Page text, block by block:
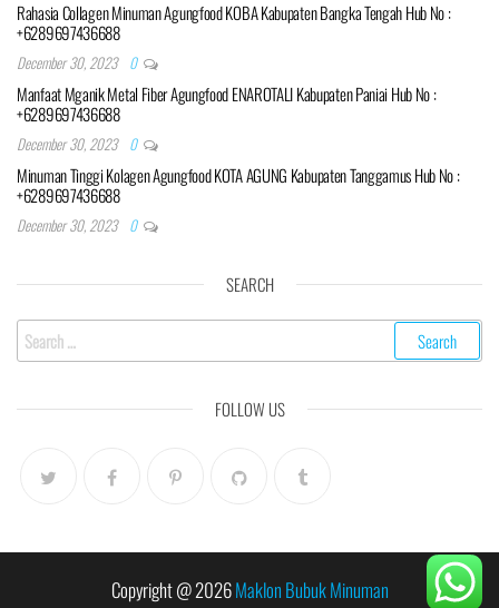
Rahasia Collagen Minuman Agungfood KOBA Kabupaten Bangka Tengah Hub No :
+6289697436688
December 30, 2023 0
Manfaat Mganik Metal Fiber Agungfood ENAROTALI Kabupaten Paniai Hub No :
+6289697436688
December 30, 2023 0
Minuman Tinggi Kolagen Agungfood KOTA AGUNG Kabupaten Tanggamus Hub No :
+6289697436688
December 30, 2023 0
SEARCH
Search
for:
FOLLOW US
Copyright @ 2026Maklon Bubuk Minuman